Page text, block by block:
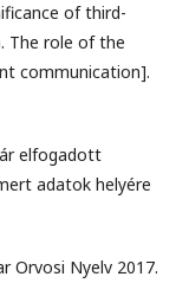
of third-
The role of the
communication].
elfogadott
adatok helyére
Orvosi Nyelv 2017.